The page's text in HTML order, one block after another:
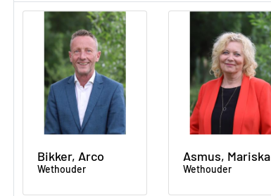
Bikker, Arco
Wethouder
Asmus, Mariska
Wethouder